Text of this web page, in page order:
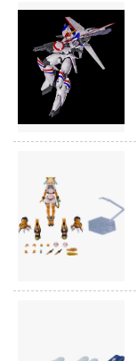
★ロックシューター
アームズ
・ジャック